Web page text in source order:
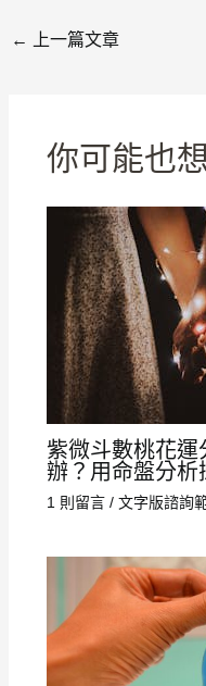
← 上一篇文章
你可能也
紫微斗數桃花運
辦？用命盤分析
1 則留言 / 文字版諮詢